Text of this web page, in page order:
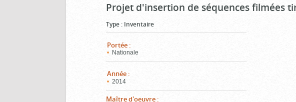
Projet d'insertion de séquences filmées
Type : Inventaire
Portée :
Nationale
Année :
2014
Maître d'oeuvre :